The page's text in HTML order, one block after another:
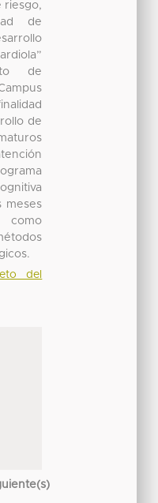
riesgo,
de
de
de
meses
del